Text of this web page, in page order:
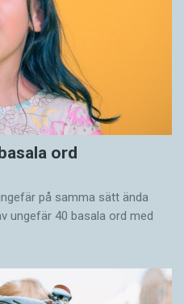
ord
på samma sätt ända
ungefär 40 basala ord med